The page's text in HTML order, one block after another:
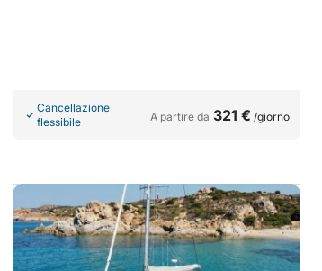
Cancellazione
flessibile
A partire da 321 € /giorno